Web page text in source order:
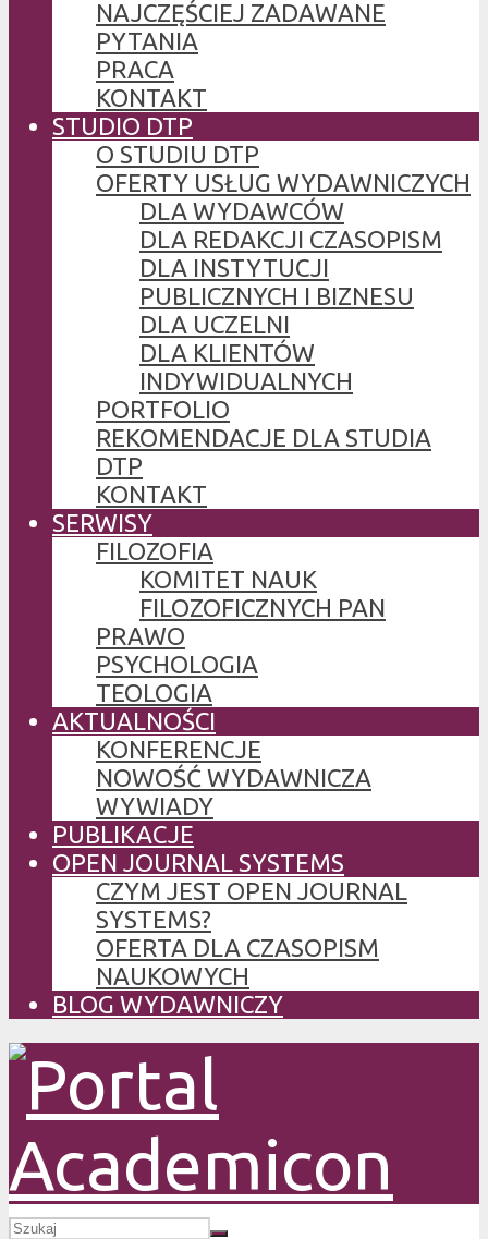
NAJCZĘŚCIEJ ZADAWANE
PYTANIA
PRACA
KONTAKT
STUDIO DTP
O STUDIU DTP
OFERTY USŁUG WYDAWNICZYCH
DLA WYDAWCÓW
DLA REDAKCJI CZASOPISM
DLA INSTYTUCJI
PUBLICZNYCH I BIZNESU
DLA UCZELNI
DLA KLIENTÓW
INDYWIDUALNYCH
PORTFOLIO
REKOMENDACJE DLA STUDIA
DTP
KONTAKT
SERWISY
FILOZOFIA
KOMITET NAUK
FILOZOFICZNYCH PAN
PRAWO
PSYCHOLOGIA
TEOLOGIA
AKTUALNOŚCI
KONFERENCJE
NOWOŚĆ WYDAWNICZA
WYWIADY
PUBLIKACJE
OPEN JOURNAL SYSTEMS
CZYM JEST OPEN JOURNAL
SYSTEMS?
OFERTA DLA CZASOPISM
NAUKOWYCH
BLOG WYDAWNICZY